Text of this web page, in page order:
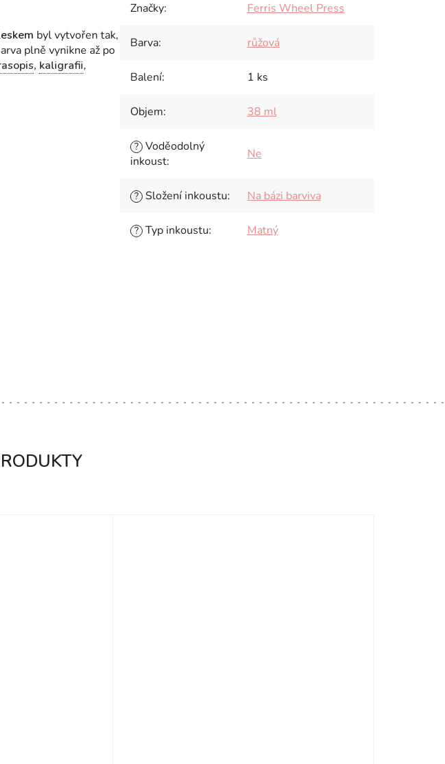
byl vytvořen tak,
plně vynikne až po
, kaligrafii,
Značky: Ferris Wheel Press
Barva: růžová
Balení: 1 ks
Objem: 38 ml
? Voděodolný
inkoust: Ne
? Složení inkoustu: Na bázi barviva
? Typ inkoustu: Matný